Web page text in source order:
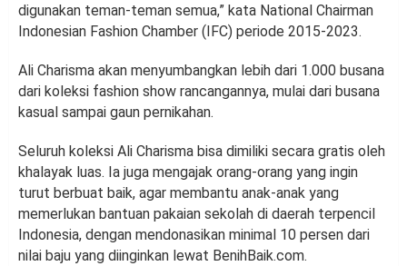
digunakan teman-teman semua,” kata National Chairman
Indonesian Fashion Chamber (IFC) periode 2015-2023.
Ali Charisma akan menyumbangkan lebih dari 1.000 busana
dari koleksi fashion show rancangannya, mulai dari busana
kasual sampai gaun pernikahan.
Seluruh koleksi Ali Charisma bisa dimiliki secara gratis oleh
khalayak luas. Ia juga mengajak orang-orang yang ingin
turut berbuat baik, agar membantu anak-anak yang
memerlukan bantuan pakaian sekolah di daerah terpencil
Indonesia, dengan mendonasikan minimal 10 persen dari
nilai baju yang diinginkan lewat BenihBaik.com.